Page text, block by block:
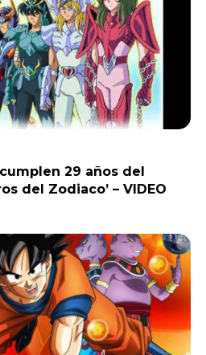
29 años del
del Zodiaco’ – VIDEO